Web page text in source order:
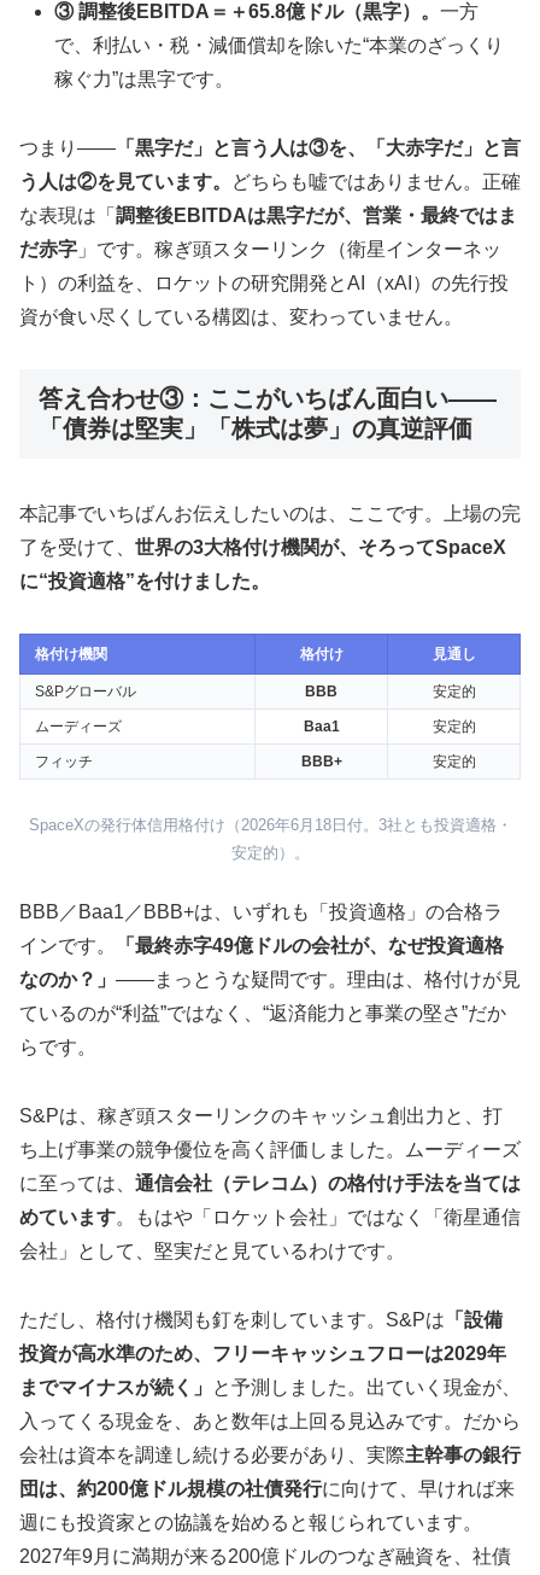
③ 調整後EBITDA＝＋65.8億ドル（黒字）。一方
で、利払い・税・減価償却を除いた“本業のざっくり
稼ぐ力”は黒字です。
つまり—— 「黒字だ」と言う人は③を、「大赤字だ」と言
う人は②を見ています。
どちらも嘘ではありません。正確
な表現は「 調整後EBITDAは黒字だが、営業・最終ではま
だ赤字 」です。稼ぎ頭スターリンク（衛星インターネッ
ト）の利益を、ロケットの研究開発とAI（xAI）の先行投
資が食い尽くしている構図は、変わっていません。
答え合わせ③：ここがいちばん面白い——
「債券は堅実」「株式は夢」の真逆評価
本記事でいちばんお伝えしたいのは、ここです。上場の完
了を受けて、 世界の3大格付け機関が、そろってSpaceX
に“投資適格”を付けました。
格付け機関 格付け 見通し
S&Pグローバル BBB 安定的
ムーディーズ Baa1 安定的
フィッチ BBB+ 安定的
SpaceXの発行体信用格付け（2026年6月18日付。3社とも投資適格・
安定的）。
BBB／Baa1／BBB+は、いずれも「投資適格」の合格ラ
インです。
「最終赤字49億ドルの会社が、なぜ投資適格
なのか？」 ——まっとうな疑問です。理由は、格付けが見
ているのが“利益”ではなく、“返済能力と事業の堅さ”だか
らです。
S&Pは、稼ぎ頭スターリンクのキャッシュ創出力と、打
ち上げ事業の競争優位を高く評価しました。ムーディーズ
に至っては、 通信会社（テレコム）の格付け手法を当ては
めています。もはや「ロケット会社」ではなく「衛星通信
会社」として、堅実だと見ているわけです。
ただし、格付け機関も釘を刺しています。S&Pは 「設備
投資が高水準のため、フリーキャッシュフローは2029年
までマイナスが続く」
と予測しました。出ていく現金が、
入ってくる現金を、あと数年は上回る見込みです。だから
会社は資本を調達し続ける必要があり、実際主幹事の銀行
団は、約200億ドル規模の社債発行に向けて、早ければ来
週にも投資家との協議を始めると報じられています。
2027年9月に満期が来る200億ドルのつなぎ融資を、社債